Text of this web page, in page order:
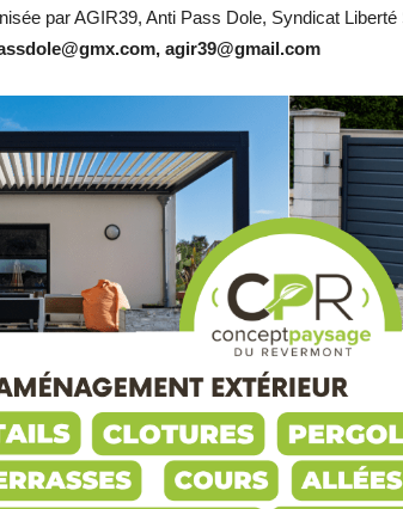
par AGIR39, Anti Pass Dole, Syndicat Liberté
agir39@gmail.com